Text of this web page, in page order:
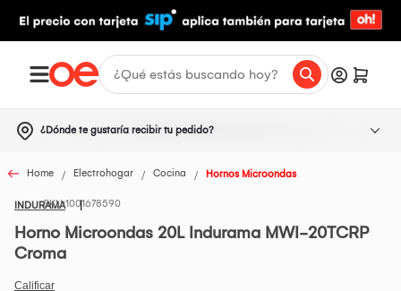
¿Dónde te gustaría recibir tu pedido?
Home Electrohogar Cocina Hornos Microondas
INDURAMA1001678590
Horno Microondas 20L Indurama MWI-20TCRP
Croma